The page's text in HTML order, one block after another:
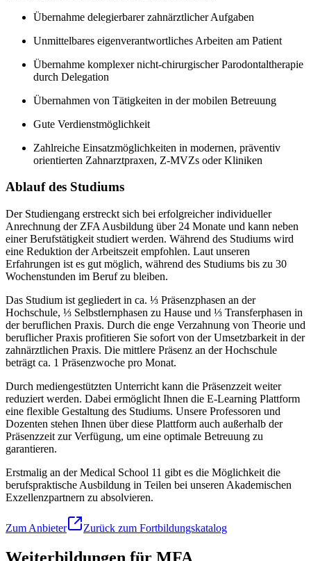
Übernahme delegierbarer zahnärztlicher Aufgaben
Unmittelbares eigenverantwortliches Arbeiten am Patient
Übernahme komplexer nicht-chirurgischer Parodontaltherapie
durch Delegation
Übernahmen von Tätigkeiten in der mobilen Betreuung
Gute Verdienstmöglichkeit
Zahlreiche Einsatzmöglichkeiten in modernen, präventiv
orientierten Zahnarztpraxen, Z-MVZs oder Kliniken
Ablauf des Studiums
Der Studiengang erstreckt sich bei erfolgreicher individueller
Anrechnung der ZFA Ausbildung über 24 Monate und kann neben
einer Berufstätigkeit studiert werden. Während des Studiums wird
eine Reduktion der Arbeitszeit empfohlen. Laut unseren
Erfahrungen ist es gut möglich, während des Studiums bis zu 30
Wochenstunden im Beruf zu bleiben.
Das Studium ist gegliedert in ca. ⅓ Präsenzphasen an der
Hochschule, ⅓ Selbstlernphasen zu Hause und ⅓ Transferphasen in
der beruflichen Praxis. Durch die enge Verzahnung von Theorie und
beruflicher Praxis profitieren Sie sofort von der Umsetzbarkeit in der
zahnärztlichen Praxis. Die mittlere Präsenz an der Hochschule
beträgt ca. 1 Präsenzwoche pro Monat.
Durch mediengestützten Unterricht kann die Präsenzzeit weiter
reduziert werden. Dabei ermöglicht Ihnen die E-Learning Plattform
eine flexible Gestaltung des Studiums. Unsere Professoren und
Dozenten stehen Ihnen über diese Plattform auch außerhalb der
Präsenzzeit zur Verfügung, um eine optimale Betreuung zu
garantieren.
Erstmalig an der Medical School 11 gibt es die Möglichkeit die
berufspraktische Ausbildung in Teilen bei unseren Akademischen
Exzellenzpartnern zu absolvieren.
Zum Anbieter Zurück zum Fortbildungskatalog